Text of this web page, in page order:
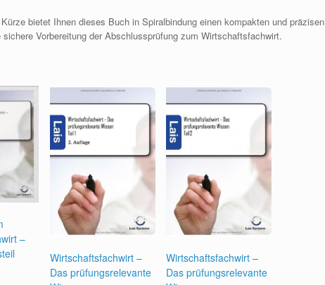
bietet Ihnen dieses Buch in Spiralbindung einen kompakten und präzisen
Vorbereitung der Abschlussprüfung zum Wirtschaftsfachwirt.
–
Wirtschaftsfachwirt –
Das prüfungsrelevante
Wirtschaftsfachwirt –
Das prüfungsrelevante